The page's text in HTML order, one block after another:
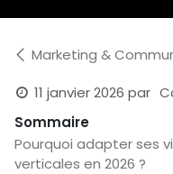
Marketing &
11 janvier 2026 par
Sommaire
Pourquoi adapter ses
verticales en 2026 ?